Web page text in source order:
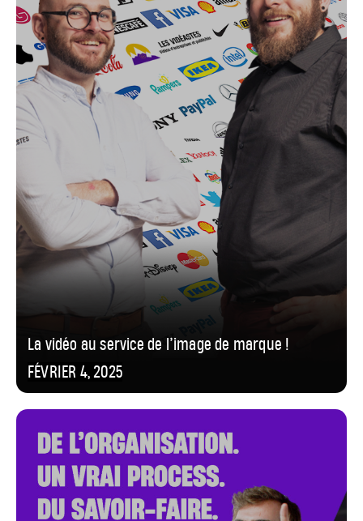
La vidéo au service de l’image de marque !
FÉVRIER 4, 2025